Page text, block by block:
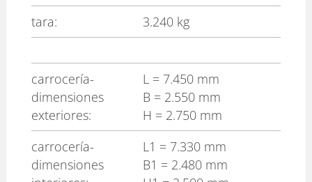
tara:
3.240 kg
carrocería-
dimensiones
exteriores:
L = 7.450 mm
B = 2.550 mm
H = 2.750 mm
carrocería-
dimensiones
L1 = 7.330 mm
B1 = 2.480 mm